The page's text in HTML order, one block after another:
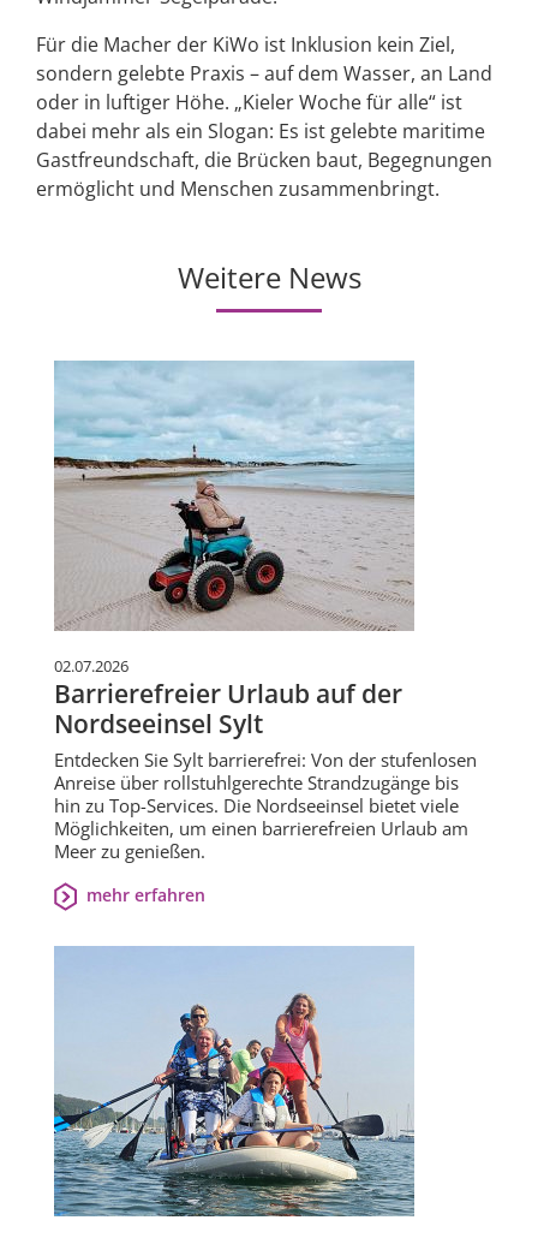
Für die Macher der KiWo ist Inklusion kein Ziel,
sondern gelebte Praxis – auf dem Wasser, an Land
oder in luftiger Höhe. „Kieler Woche für alle“ ist
dabei mehr als ein Slogan: Es ist gelebte maritime
Gastfreundschaft, die Brücken baut, Begegnungen
ermöglicht und Menschen zusammenbringt.
Weitere News
02.07.2026
Barrierefreier Urlaub auf der
Nordseeinsel Sylt
Entdecken Sie Sylt barrierefrei: Von der stufenlosen
Anreise über rollstuhlgerechte Strandzugänge bis
hin zu Top-Services. Die Nordseeinsel bietet viele
Möglichkeiten, um einen barrierefreien Urlaub am
Meer zu genießen.
mehr erfahren